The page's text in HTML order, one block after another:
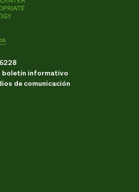
boletín informativo
de comunicación